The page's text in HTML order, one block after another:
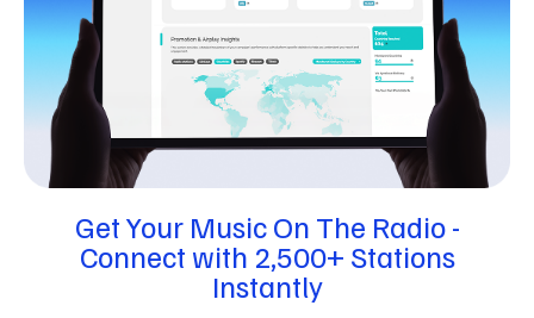
Get Your Music On The Radio -
Connect with 2,500+ Stations
Instantly